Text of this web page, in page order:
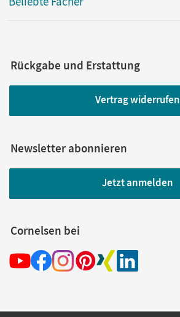
Rückgabe und Erstattung
Vertrag widerrufen
Newsletter abonnieren
Jetzt anmelden
Cornelsen bei